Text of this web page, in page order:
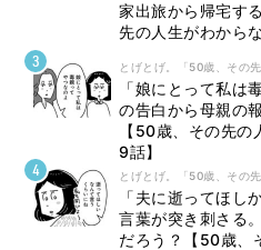
家出旅から帰宅す
先の人生がわから
とげとげ。「50歳、その
「娘にとって私は
の告白から母親の
【50歳、その先
9話】
とげとげ。「50歳、その
「夫に逝ってほし
言葉が突き刺さる
だろう？【50歳、